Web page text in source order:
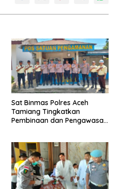
Sat Binmas Polres Aceh
Tamiang Tingkatkan
Pembinaan dan Pengawasan